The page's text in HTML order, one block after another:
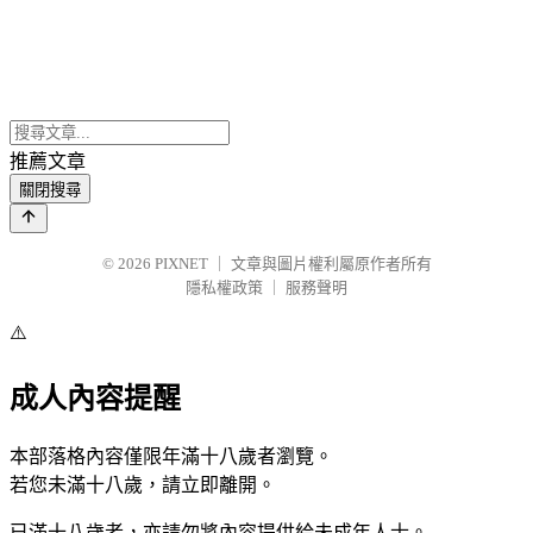
推薦文章
關閉搜尋
© 2026 PIXNET
文章與圖片權利屬原作者所有
隱私權政策
服務聲明
⚠️
成人內容提醒
本部落格內容僅限年滿十八歲者瀏覽。
若您未滿十八歲，請立即離開。